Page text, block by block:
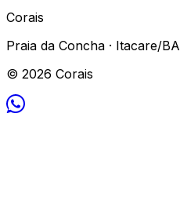
Corais
Praia da Concha · Itacare/BA
© 2026 Corais